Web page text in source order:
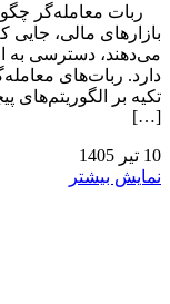
ربات معامله‌گر
بازارهای مالی،
می‌دهند، دسترسی به
تکیه بر
[…]
10 تیر 1405
نمایش بیشتر